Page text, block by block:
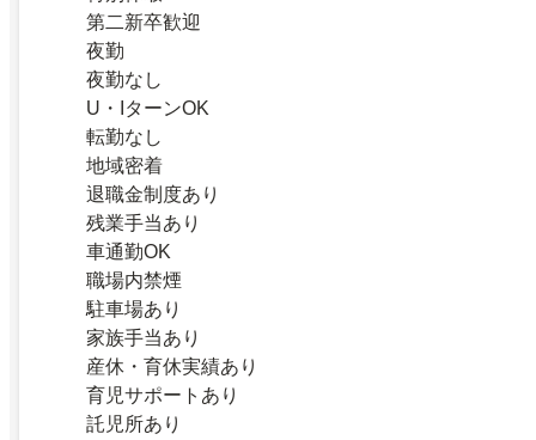
第二新卒歓迎
夜勤
夜勤なし
U・IターンOK
転勤なし
地域密着
退職金制度あり
残業手当あり
車通勤OK
職場内禁煙
駐車場あり
家族手当あり
産休・育休実績あり
育児サポートあり
託児所あり